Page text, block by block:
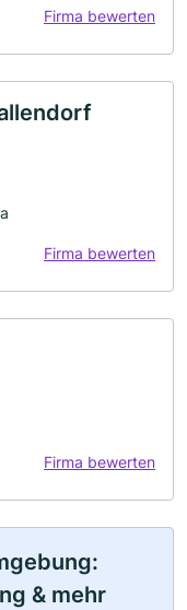
Firma bewerten
Firma bewerten
Firma bewerten
& mehr